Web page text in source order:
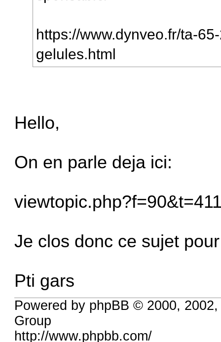
https://www.dynveo.fr/ta-
gelules.html
Hello,
On en parle deja ici:
Je clos donc ce sujet
Pti gars
Powered by phpBB © 2000,
Group
http://www.phpbb.com/